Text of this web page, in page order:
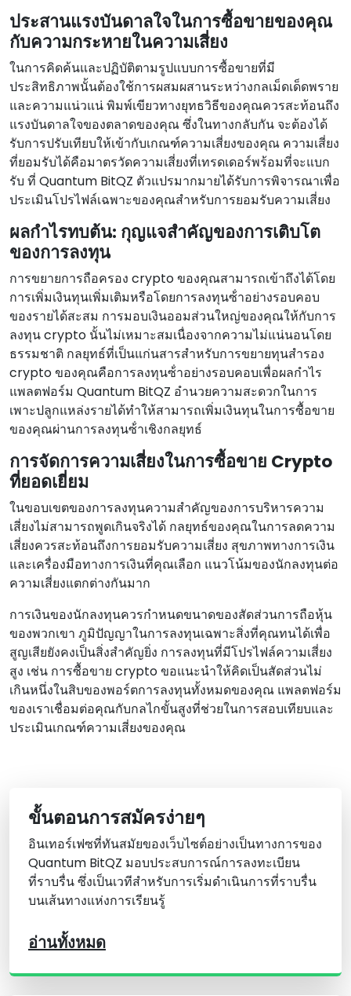
ประสานแรงบันดาลใจในการซื้อขายของคุณ
กับความกระหายในความเสี่ยง
ในการคิดค้นและปฏิบัติตามรูปแบบการซื้อขายที่มี
ประสิทธิภาพนั้นต้องใช้การผสมผสานระหว่างกลเม็ดเด็ดพราย
และความแน่วแน่ พิมพ์เขียวทางยุทธวิธีของคุณควรสะท้อนถึง
แรงบันดาลใจของตลาดของคุณ ซึ่งในทางกลับกัน จะต้องได้
รับการปรับเทียบให้เข้ากับเกณฑ์ความเสี่ยงของคุณ ความเสี่ยง
ที่ยอมรับได้คือมาตรวัดความเสี่ยงที่เทรดเดอร์พร้อมที่จะแบก
รับ ที่ Quantum BitQZ ตัวแปรมากมายได้รับการพิจารณาเพื่อ
ประเมินโปรไฟล์เฉพาะของคุณสําหรับการยอมรับความเสี่ยง
ผลกําไรทบต้น: กุญแจสําคัญของการเติบโต
ของการลงทุน
การขยายการถือครอง crypto ของคุณสามารถเข้าถึงได้โดย
การเพิ่มเงินทุนเพิ่มเติมหรือโดยการลงทุนซ้ําอย่างรอบคอบ
ของรายได้สะสม การมอบเงินออมส่วนใหญ่ของคุณให้กับการ
ลงทุน crypto นั้นไม่เหมาะสมเนื่องจากความไม่แน่นอนโดย
ธรรมชาติ กลยุทธ์ที่เป็นแก่นสารสําหรับการขยายทุนสํารอง
crypto ของคุณคือการลงทุนซ้ําอย่างรอบคอบเพื่อผลกําไร
แพลตฟอร์ม Quantum BitQZ อํานวยความสะดวกในการ
เพาะปลูกแหล่งรายได้ทําให้สามารถเพิ่มเงินทุนในการซื้อขาย
ของคุณผ่านการลงทุนซ้ําเชิงกลยุทธ์
การจัดการความเสี่ยงในการซื้อขาย Crypto
ที่ยอดเยี่ยม
ในขอบเขตของการลงทุนความสําคัญของการบริหารความ
เสี่ยงไม่สามารถพูดเกินจริงได้ กลยุทธ์ของคุณในการลดความ
เสี่ยงควรสะท้อนถึงการยอมรับความเสี่ยง สุขภาพทางการเงิน
และเครื่องมือทางการเงินที่คุณเลือก แนวโน้มของนักลงทุนต่อ
ความเสี่ยงแตกต่างกันมาก
การเงินของนักลงทุนควรกําหนดขนาดของสัดส่วนการถือหุ้น
ของพวกเขา ภูมิปัญญาในการลงทุนเฉพาะสิ่งที่คุณทนได้เพื่อ
สูญเสียยังคงเป็นสิ่งสําคัญยิ่ง การลงทุนที่มีโปรไฟล์ความเสี่ยง
สูง เช่น การซื้อขาย crypto ขอแนะนําให้คิดเป็นสัดส่วนไม่
เกินหนึ่งในสิบของพอร์ตการลงทุนทั้งหมดของคุณ แพลตฟอร์ม
ของเราเชื่อมต่อคุณกับกลไกขั้นสูงที่ช่วยในการสอบเทียบและ
ประเมินเกณฑ์ความเสี่ยงของคุณ
ขั้นตอนการสมัครง่ายๆ
อินเทอร์เฟซที่ทันสมัยของเว็บไซต์อย่างเป็นทางการของ
Quantum BitQZ มอบประสบการณ์การลงทะเบียน
ที่ราบรื่น ซึ่งเป็นเวทีสําหรับการเริ่มดําเนินการที่ราบรื่น
บนเส้นทางแห่งการเรียนรู้
อ่านทั้งหมด